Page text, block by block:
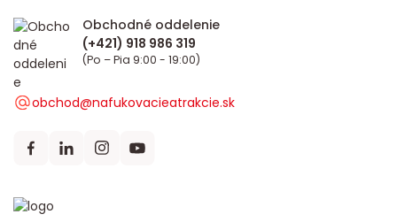
Obchodné oddelenie
(Po – Pia 9:00 - 19:00)
obchod@nafukovacieatrakcie.sk